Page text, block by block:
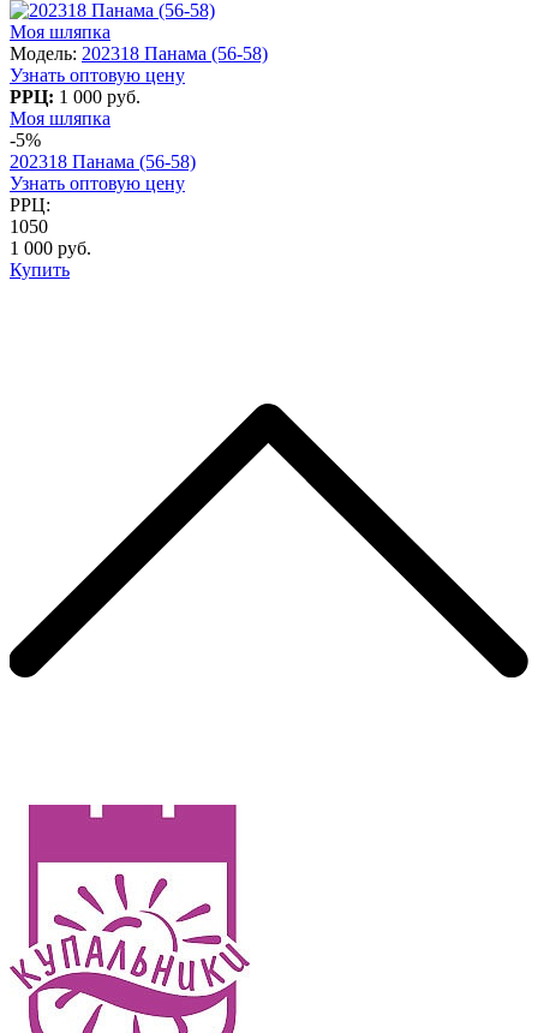
Моя шляпка
Модель: 202318 Панама (56-58)
Узнать оптовую цену
РРЦ: 1 000 руб.
Моя шляпка
-5%
202318 Панама (56-58)
Узнать оптовую цену
РРЦ:
1050
1 000 руб.
Купить